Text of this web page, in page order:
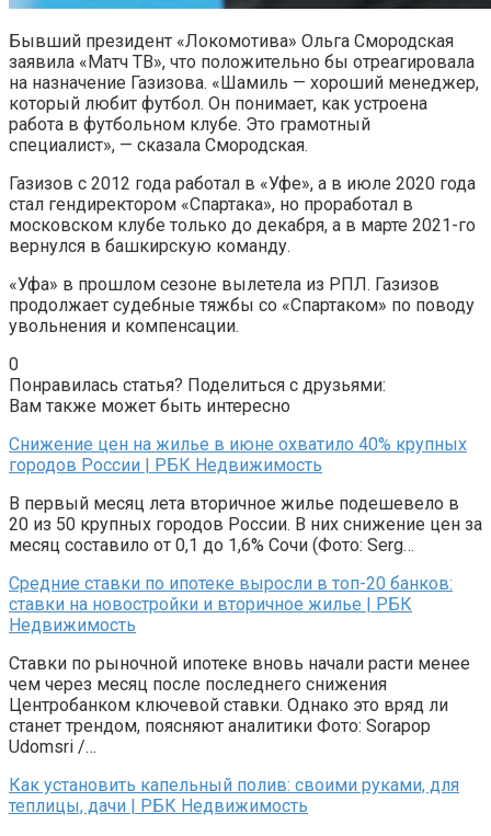
Бывший президент «Локомотива» Ольга Смородская
заявила «Матч ТВ», что положительно бы отреагировала
на назначение Газизова. «Шамиль — хороший менеджер,
который любит футбол. Он понимает, как устроена
работа в футбольном клубе. Это грамотный
специалист», — сказала Смородская.
Газизов с 2012 года работал в «Уфе», а в июле 2020 года
стал гендиректором «Спартака», но проработал в
московском клубе только до декабря, а в марте 2021-го
вернулся в башкирскую команду.
«Уфа» в прошлом сезоне вылетела из РПЛ. Газизов
продолжает судебные тяжбы со «Спартаком» по поводу
увольнения и компенсации.
0
Понравилась статья? Поделиться с друзьями:
Вам также может быть интересно
Снижение цен на жилье в июне охватило 40% крупных
городов России | РБК Недвижимость
В первый месяц лета вторичное жилье подешевело в
20 из 50 крупных городов России. В них снижение цен за
месяц составило от 0,1 до 1,6% Сочи (Фото: Serg…
Средние ставки по ипотеке выросли в топ-20 банков:
ставки на новостройки и вторичное жилье | РБК
Недвижимость
Ставки по рыночной ипотеке вновь начали расти менее
чем через месяц после последнего снижения
Центробанком ключевой ставки. Однако это вряд ли
станет трендом, поясняют аналитики Фото: Sorapop
Udomsri /…
Как установить капельный полив: своими руками, для
теплицы, дачи | РБК Недвижимость